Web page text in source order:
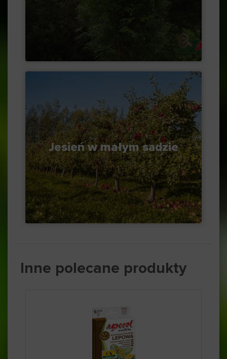
Jesień w małym sadzie
Inne polecane produkty